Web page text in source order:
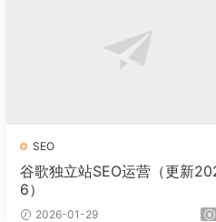
SEO
谷歌独立站SEO运营（更新
6）
2026-01-29